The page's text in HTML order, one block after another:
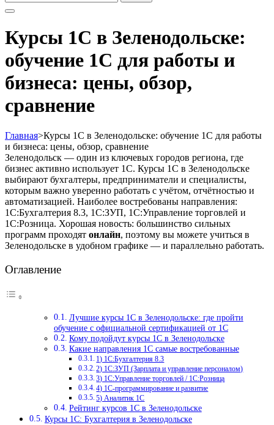
Курсы 1С в Зеленодольске:
обучение 1С для работы и
бизнеса: цены, обзор,
сравнение
Главная>Курсы 1С в Зеленодольске: обучение 1С для работы
и бизнеса: цены, обзор, сравнение
Зеленодольск — один из ключевых городов региона, где
бизнес активно использует 1С. Курсы 1С в Зеленодольске
выбирают бухгалтеры, предприниматели и специалисты,
которым важно уверенно работать с учётом, отчётностью и
автоматизацией. Наиболее востребованы направления:
1С:Бухгалтерия 8.3, 1С:ЗУП, 1С:Управление торговлей и
1С:Розница. Хорошая новость: большинство сильных
программ проходят онлайн, поэтому вы можете учиться в
Зеленодольске в удобном графике — и параллельно работать.
Оглавление
Лучшие курсы 1С в Зеленодольске: где пройти
обучение с официальной сертификацией от 1С
Кому подойдут курсы 1С в Зеленодольске
Какие направления 1С самые востребованные
1) 1С:Бухгалтерия 8.3
2) 1С:ЗУП (Зарплата и управление персоналом)
3) 1С:Управление торговлей / 1С:Розница
4) 1С-программирование и развитие
5) Аналитик 1С
Рейтинг курсов 1С в Зеленодольске
Курсы 1С: Бухгалтерия в Зеленодольске